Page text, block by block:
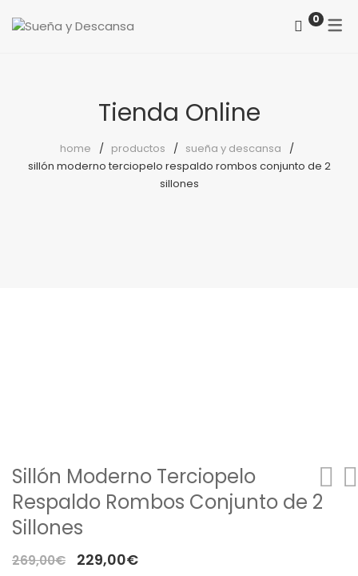
COMO LOCALIZARNOS
Somieres
Dormitorios
ÚTILES
Tu cuenta
0
Tienda Online
home productos
sueña y descansa
sillón moderno terciopelo respaldo rombos conjunto de 2
sillones
Sillón Moderno Terciopelo
Respaldo Rombos Conjunto de 2
Sillones
269,00€
El
229,00€El